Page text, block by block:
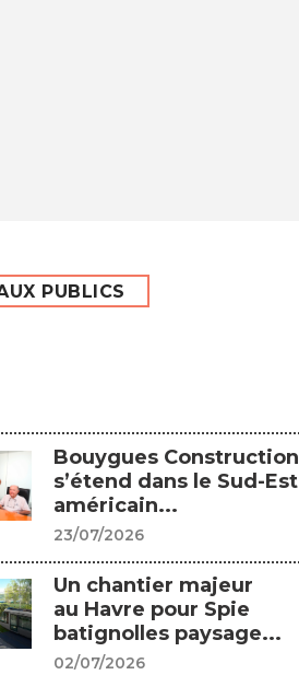
PUBLICS
Bouygues Construction
s’étend dans le Sud-Est
américain...
23/07/2026
Un chantier majeur
au Havre pour Spie
batignolles paysage...
02/07/2026